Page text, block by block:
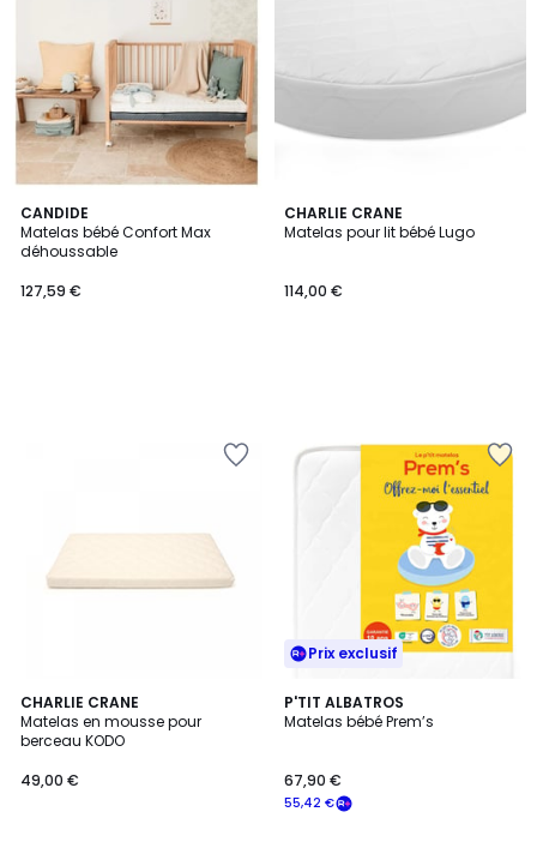
CANDIDE
Matelas bébé Confort Max
déhoussable
127,59 €
CHARLIE CRANE
Matelas pour lit bébé Lugo
114,00 €
CHARLIE CRANE
Matelas en mousse pour
berceau KODO
49,00 €
Prix exclusif
P'TIT ALBATROS
Matelas bébé Prem’s
55,42 €
67,90 €
4,5
/ 5